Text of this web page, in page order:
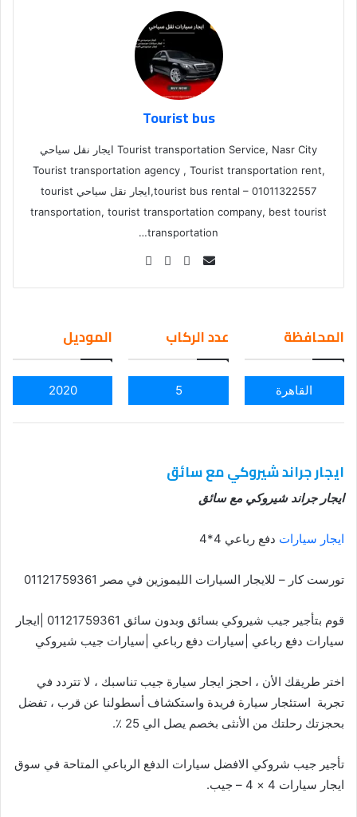
Tourist bus
Tourist transportation Service, Nasr City ايجار نقل سياحي
Tourist transportation agency , Tourist transportation rent,
tourist bus rental – 01011322557,ايجار نقل سياحي tourist
transportation, tourist transportation company, best tourist
transportation…
Se
ail
المحافظة
القاهرة
عدد الركاب
5
الموديل
2020
ايجار جراند شيروكي مع سائق
ايجار جراند شيروكي مع سائق
ايجار سيارات دفع رباعي 4*4
تورست كار – للايجار السيارات الليموزين في مصر 01121759361
قوم بتأجير جيب شيروكي بسائق وبدون سائق 01121759361 |ايجار
سيارات دفع رباعي |سيارات دفع رباعي |سيارات جيب شيروكي
اختر طريقك الأن ، احجز ايجار سيارة جيب تناسبك ، لا تتردد في
تجربة استئجار سيارة فريدة واستكشاف أسطولنا عن قرب ، تفضل
بحجزتك رحلتك من الأنثى بخصم يصل الي 25 ٪.
تأجير جيب شروكي الافضل سيارات الدفع الرباعي المتاحة في سوق
ايجار سيارات 4 × 4 – جيب.